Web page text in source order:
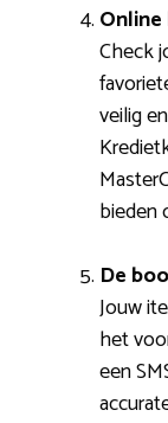
Check
veilig
bieden
De
Jouw
het
een